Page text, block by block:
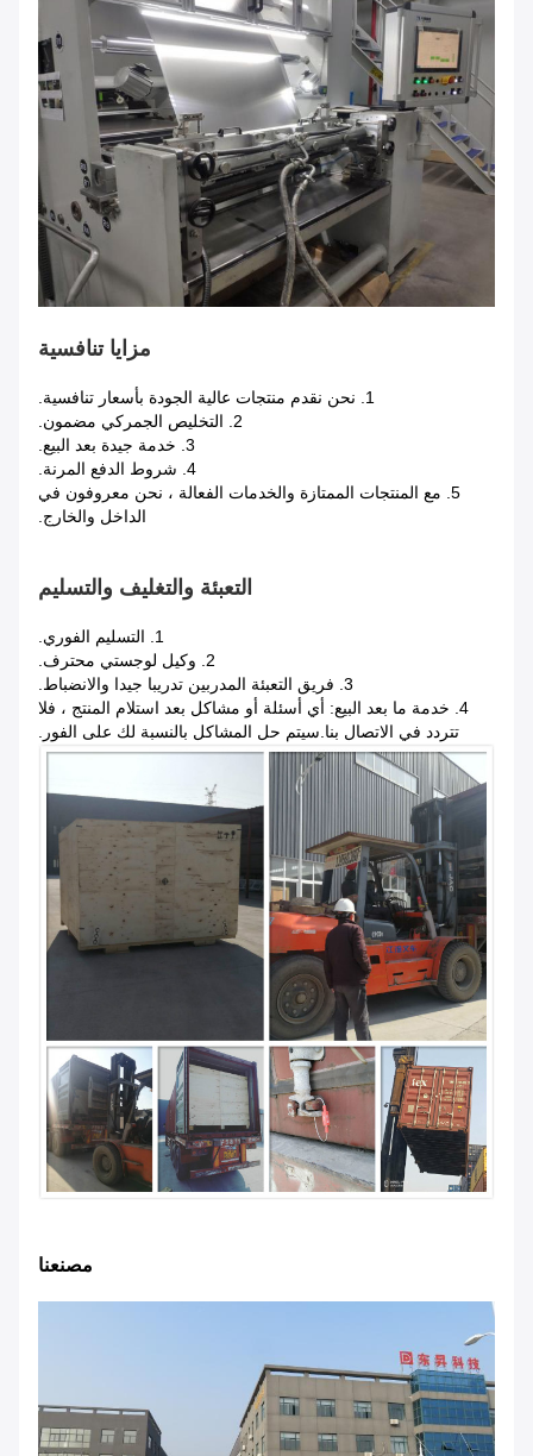
مزايا تنافسية
1. نحن نقدم منتجات عالية الجودة بأسعار تنافسية.
2. التخليص الجمركي مضمون.
3. خدمة جيدة بعد البيع.
4. شروط الدفع المرنة.
5. مع المنتجات الممتازة والخدمات الفعالة ، نحن معروفون في
الداخل والخارج.
التعبئة والتغليف والتسليم
1. التسليم الفوري.
2. وكيل لوجستي محترف.
3. فريق التعبئة المدربين تدريبا جيدا والانضباط.
4. خدمة ما بعد البيع: أي أسئلة أو مشاكل بعد استلام المنتج ، فلا
تتردد في الاتصال بنا.سيتم حل المشاكل بالنسبة لك على الفور.
مصنعنا